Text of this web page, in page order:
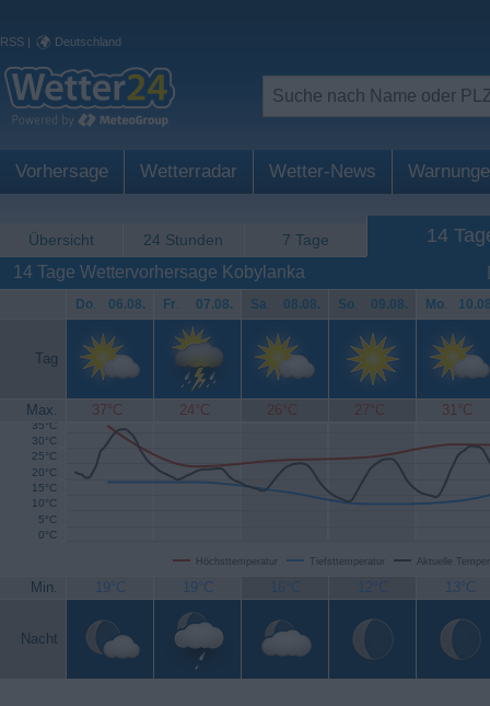
RSS | Deutschland
Vorhersage Wetterradar Wetter-News
Übersicht 24 Stunden 7 Tage 14
14 Tage Wettervorhersage Kobylanka
Do. 06.08. Fr. 07.08. Sa. 08.08. So. 09.08. Mo.
Tag
Max. 37°C 24°C 26°C 27°C 31°C
Höchsttemperatur Tiefsttemperatur Aktuelle
0°C
5°C
10°C
15°C
20°C
25°C
30°C
35°C
Min. 19°C 19°C 16°C 12°C 13°C
Nacht